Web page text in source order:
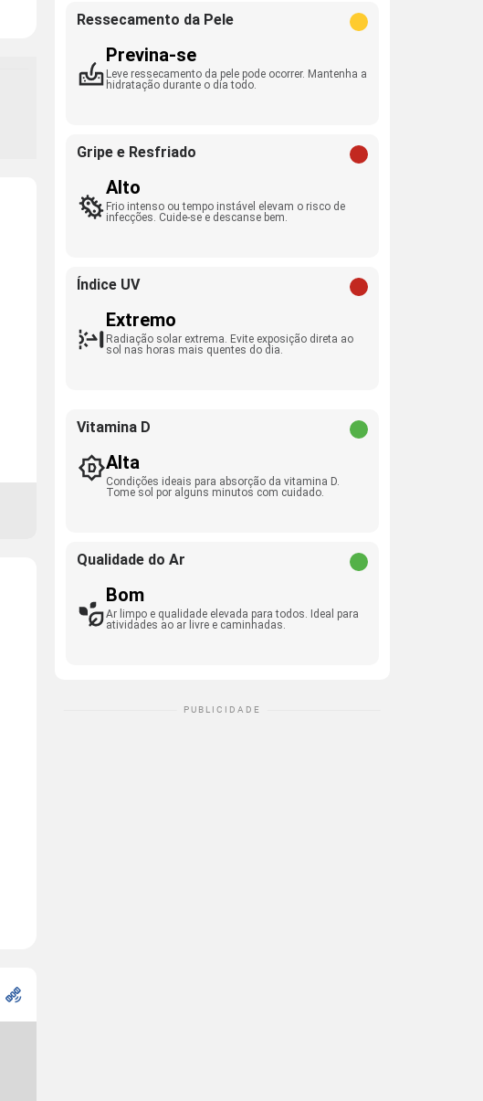
Ressecamento da Pele
Previna-se
Leve ressecamento da pele pode ocorrer. Mantenha a
hidratação durante o dia todo.
Gripe e Resfriado
Alto
Frio intenso ou tempo instável elevam o risco de
infecções. Cuide-se e descanse bem.
Índice UV
Extremo
Radiação solar extrema. Evite exposição direta ao
sol nas horas mais quentes do dia.
Vitamina D
Alta
Condições ideais para absorção da vitamina D.
Tome sol por alguns minutos com cuidado.
Qualidade do Ar
Bom
Ar limpo e qualidade elevada para todos. Ideal para
atividades ao ar livre e caminhadas.